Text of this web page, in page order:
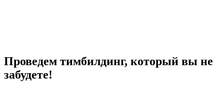
Проведем тимбилдинг, который вы не
забудете!